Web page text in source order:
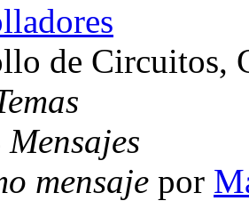
de Circuitos,
Mensajes
mensaje por